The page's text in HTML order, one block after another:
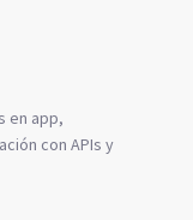
en app,
con APIs y